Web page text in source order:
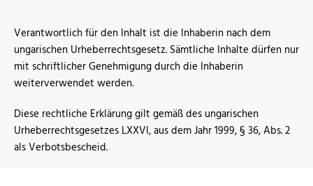
Verantwortlich für den Inhalt ist die Inhaberin nach dem
ungarischen Urheberrechtsgesetz. Sämtliche Inhalte dürfen nur
mit schriftlicher Genehmigung durch die Inhaberin
weiterverwendet werden.
Diese rechtliche Erklärung gilt gemäß des ungarischen
Urheberrechtsgesetzes LXXVI, aus dem Jahr 1999, § 36, Abs. 2
als Verbotsbescheid.